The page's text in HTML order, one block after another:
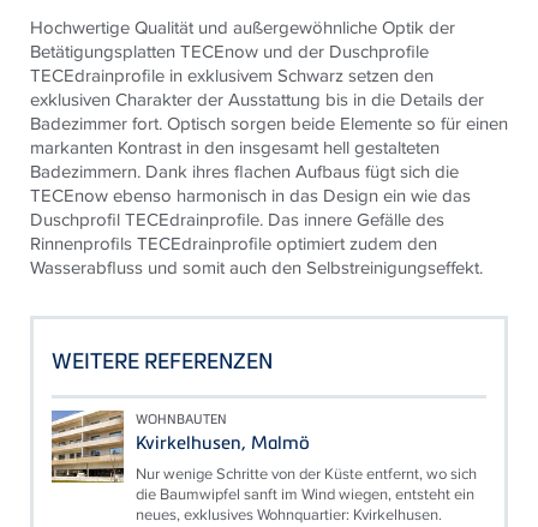
Hochwertige Qualität und außergewöhnliche Optik der
Betätigungsplatten TECEnow und der Duschprofile
TECEdrainprofile in exklusivem Schwarz setzen den
exklusiven Charakter der Ausstattung bis in die Details der
Badezimmer fort. Optisch sorgen beide Elemente so für einen
markanten Kontrast in den insgesamt hell gestalteten
Badezimmern. Dank ihres flachen Aufbaus fügt sich die
TECEnow ebenso harmonisch in das Design ein wie das
Duschprofil TECEdrainprofile. Das innere Gefälle des
Rinnenprofils TECEdrainprofile optimiert zudem den
Wasserabfluss und somit auch den Selbstreinigungseffekt.
WEITERE REFERENZEN
WOHNBAUTEN
Kvirkelhusen, Malmö
Nur wenige Schritte von der Küste entfernt, wo sich
die Baumwipfel sanft im Wind wiegen, entsteht ein
neues, exklusives Wohnquartier: Kvirkelhusen.